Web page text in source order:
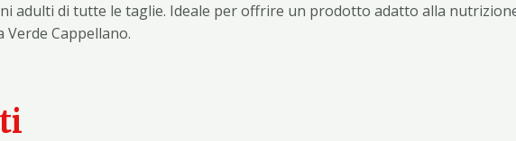
adulti di tutte le taglie. Ideale per offrire un prodotto adatto alla
Cappellano.